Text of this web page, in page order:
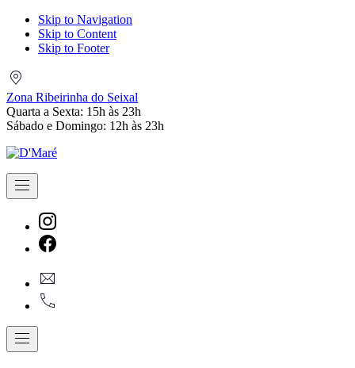
Skip to Navigation
Skip to Content
Skip to Footer
do
Seixal
Zona Ribeirinha do Seixal
Quarta a Sexta: 15h às 23h
Sábado e Domingo: 12h às 23h
Navigation
New
Window
Window
Navigation